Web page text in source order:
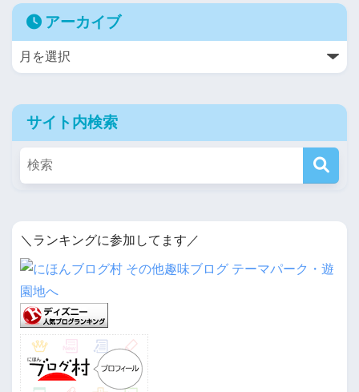
アーカイブ
サイト内検索
＼ランキングに参加してます／